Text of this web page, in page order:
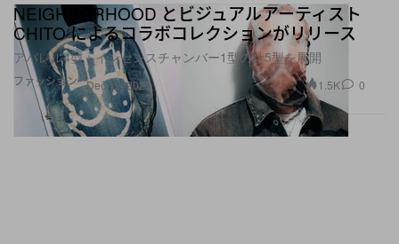
ファッション
NEIGHBORHOOD とビジュアルアーティスト
CHITO によるコラボコレクションがリリース
アパレル4型＋インセンスチャンバー1型の計5型を展開
Dec 12, 2025 1.5K 0